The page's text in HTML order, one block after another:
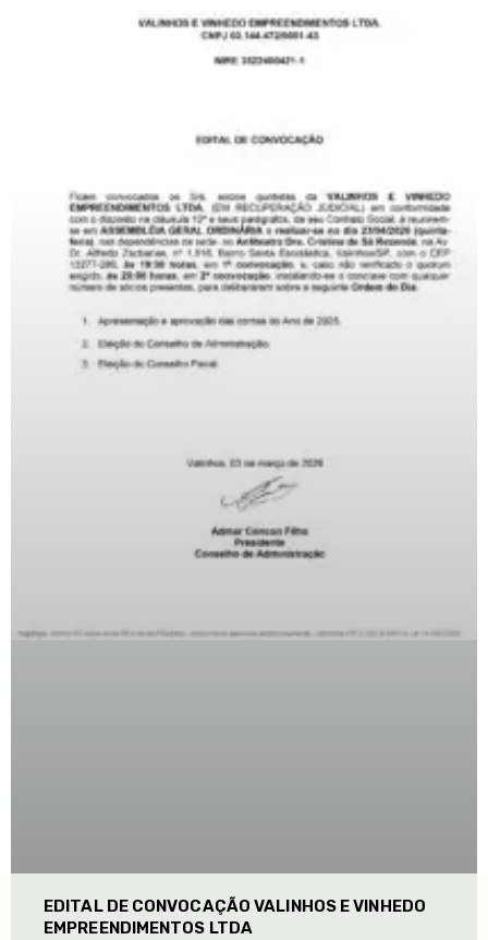
EDITAL DE CONVOCAÇÃO VALINHOS E VINHEDO
EMPREENDIMENTOS LTDA